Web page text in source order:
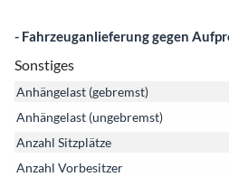
- Fahrzeuganlieferung gegen
Sonstiges
Anhängelast (gebremst)
Anhängelast (ungebremst)
Anzahl Sitzplätze
Anzahl Vorbesitzer